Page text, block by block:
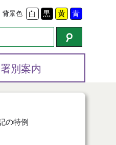
背景色 白 黒 黄 青
別案内
の特例